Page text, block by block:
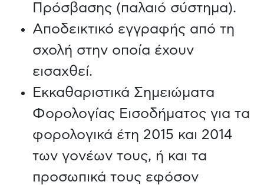
Πρόσβασης (παλαιό σύστημα).
Αποδεικτικό εγγραφής από τη
σχολή στην οποία έχουν
εισαχθεί.
Εκκαθαριστικά Σημειώματα
Φορολογίας Εισοδήματος για τα
φορολογικά έτη 2015 και 2014
των γονέων τους, ή και τα
προσωπικά τους εφόσον